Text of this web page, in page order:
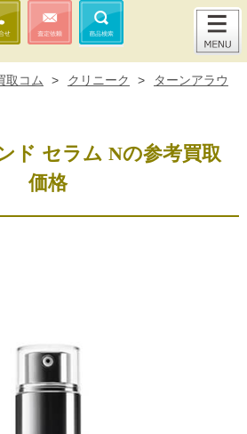
取コム > クリニーク >
ターンアラウ
ド セラム Nの参考買取
価格